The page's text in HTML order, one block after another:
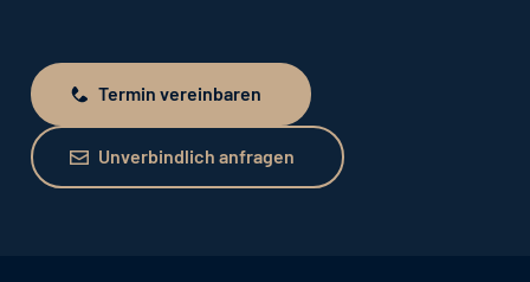
Termin vereinbaren
Termin vereinbaren
Unverbindlich anfragen
Unverbindlich anfragen